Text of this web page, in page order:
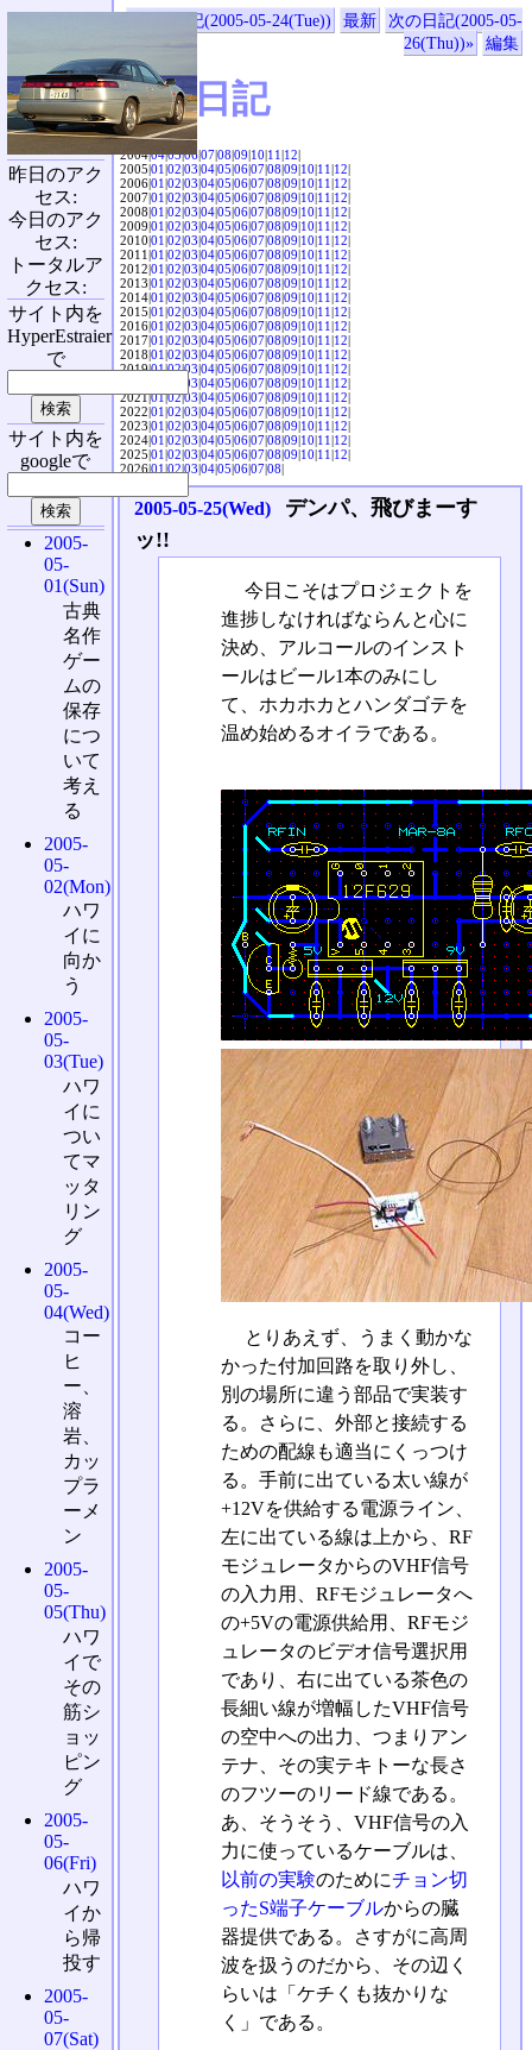
«前の日記(2005-05-24(Tue)) 最新
次の日記(2005-05-
26(Thu))»
編集
SVX日記
2004|04|05|06|07|08|09|10|11|12|
2005|01|02|03|04|05|06|07|08|09|10|11|12|
2006|01|02|03|04|05|06|07|08|09|10|11|12|
2007|01|02|03|04|05|06|07|08|09|10|11|12|
2008|01|02|03|04|05|06|07|08|09|10|11|12|
2009|01|02|03|04|05|06|07|08|09|10|11|12|
2010|01|02|03|04|05|06|07|08|09|10|11|12|
2011|01|02|03|04|05|06|07|08|09|10|11|12|
2012|01|02|03|04|05|06|07|08|09|10|11|12|
2013|01|02|03|04|05|06|07|08|09|10|11|12|
2014|01|02|03|04|05|06|07|08|09|10|11|12|
2015|01|02|03|04|05|06|07|08|09|10|11|12|
2016|01|02|03|04|05|06|07|08|09|10|11|12|
2017|01|02|03|04|05|06|07|08|09|10|11|12|
2018|01|02|03|04|05|06|07|08|09|10|11|12|
2019|01|02|03|04|05|06|07|08|09|10|11|12|
03|04|05|06|07|08|09|10|11|12|
2021|01|02|03|04|05|06|07|08|09|10|11|12|
2022|01|02|03|04|05|06|07|08|09|10|11|12|
2023|01|02|03|04|05|06|07|08|09|10|11|12|
2024|01|02|03|04|05|06|07|08|09|10|11|12|
2025|01|02|03|04|05|06|07|08|09|10|11|12|
2026|01|02|03|04|05|06|07|08|
2005-05-25(Wed)
デンパ、飛びまーす
ッ!!
今日こそはプロジェクトを
進捗しなければならんと心に
決め、アルコールのインスト
ールはビール1本のみにし
て、ホカホカとハンダゴテを
温め始めるオイラである。
とりあえず、うまく動かな
かった付加回路を取り外し、
別の場所に違う部品で実装す
る。さらに、外部と接続する
ための配線も適当にくっつけ
る。手前に出ている太い線が
+12Vを供給する電源ライン、
左に出ている線は上から、RF
モジュレータからのVHF信号
の入力用、RFモジュレータへ
の+5Vの電源供給用、RFモジ
ュレータのビデオ信号選択用
であり、右に出ている茶色の
長細い線が増幅したVHF信号
の空中への出力、つまりアン
テナ、その実テキトーな長さ
のフツーのリード線である。
あ、そうそう、VHF信号の入
力に使っているケーブルは、
以前の実験のためにチョン切
ったS端子ケーブルからの臓
器提供である。さすがに高周
波を扱うのだから、その辺く
らいは「ケチくも抜かりな
く」である。
昨日のアク
セス:
今日のアク
セス:
トータルア
クセス:
サイト内を
HyperEstraier
で
サイト内を
googleで
2005-
05-
01(Sun)
古典
名作
ゲー
ムの
保存
につ
いて
考え
る
2005-
05-
02(Mon)
ハワ
イに
向か
う
2005-
05-
03(Tue)
ハワ
イに
つい
てマ
ッタ
リン
グ
2005-
05-
04(Wed)
コー
ヒ
ー、
溶
岩、
カッ
プラ
ーメ
ン
2005-
05-
05(Thu)
ハワ
イで
その
筋シ
ョッ
ピン
グ
2005-
05-
06(Fri)
ハワ
イか
ら帰
投す
2005-
05-
07(Sat)